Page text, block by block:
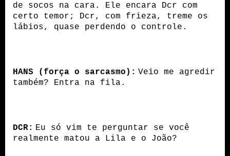
de socos na cara. Ele encara Dcr com
certo temor; Dcr, com frieza, treme os
lábios, quase perdendo o controle.
HANS (força o sarcasmo): Veio me agredir
também? Entra na fila.
DCR: Eu só vim te perguntar se você
realmente matou a Lila e o João?